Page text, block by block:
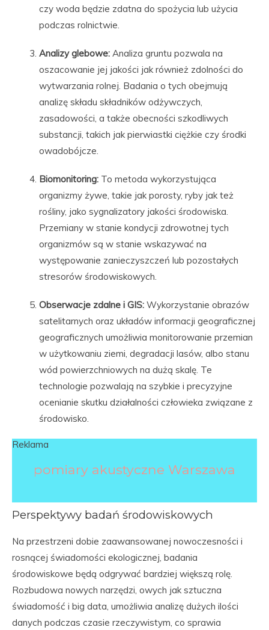
czy woda będzie zdatna do spożycia lub użycia
podczas rolnictwie.
Analizy glebowe: Analiza gruntu pozwala na
oszacowanie jej jakości jak również zdolności do
wytwarzania rolnej. Badania o tych obejmują
analizę składu składników odżywczych,
zasadowości, a także obecności szkodliwych
substancji, takich jak pierwiastki ciężkie czy środki
owadobójcze.
Biomonitoring: To metoda wykorzystująca
organizmy żywe, takie jak porosty, ryby jak też
rośliny, jako sygnalizatory jakości środowiska.
Przemiany w stanie kondycji zdrowotnej tych
organizmów są w stanie wskazywać na
występowanie zanieczyszczeń lub pozostałych
stresorów środowiskowych.
Obserwacje zdalne i GIS: Wykorzystanie obrazów
satelitarnych oraz układów informacji geograficznej
geograficznych umożliwia monitorowanie przemian
w użytkowaniu ziemi, degradacji lasów, albo stanu
wód powierzchniowych na dużą skalę. Te
technologie pozwalają na szybkie i precyzyjne
ocenianie skutku działalności człowieka związane z
środowisko.
Reklama
pomiary akustyczne Warszawa
Perspektywy badań środowiskowych
Na przestrzeni dobie zaawansowanej nowoczesności i
rosnącej świadomości ekologicznej, badania
środowiskowe będą odgrywać bardziej większą rolę.
Rozbudowa nowych narzędzi, owych jak sztuczna
świadomość i big data, umożliwia analizę dużych ilości
danych podczas czasie rzeczywistym, co sprawia